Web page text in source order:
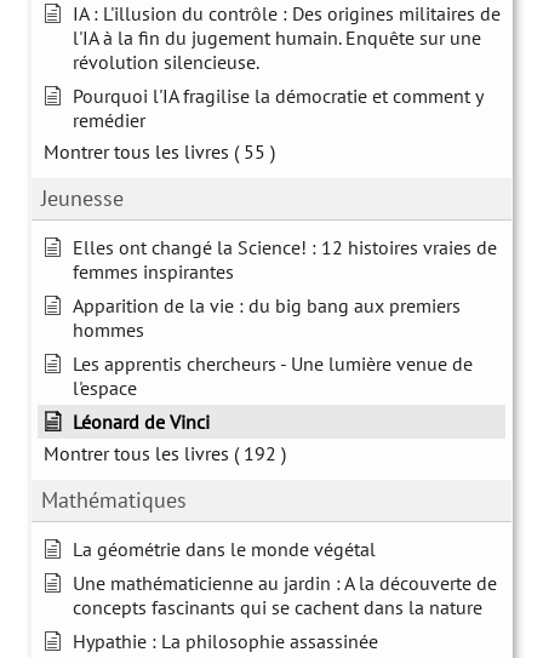
IA : L'illusion du contrôle : Des origines militaires de
l'IA à la fin du jugement humain. Enquête sur une
révolution silencieuse.
Pourquoi l'IA fragilise la démocratie et comment y
remédier
Montrer tous les livres ( 55 )
Jeunesse
Elles ont changé la Science! : 12 histoires vraies de
femmes inspirantes
Apparition de la vie : du big bang aux premiers
hommes
Les apprentis chercheurs - Une lumière venue de
l'espace
Léonard de Vinci
Montrer tous les livres ( 192 )
Mathématiques
La géométrie dans le monde végétal
Une mathématicienne au jardin : A la découverte de
concepts fascinants qui se cachent dans la nature
Hypathie : La philosophie assassinée